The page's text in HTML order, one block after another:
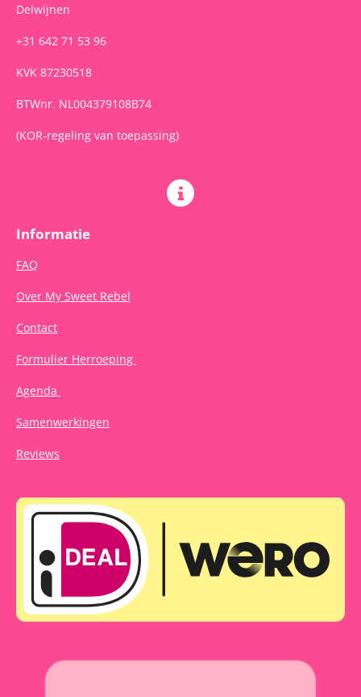
Delwijnen
+31 642 71 53 96
KVK 87230518
BTWnr. NL004379108B74
(KOR-regeling van toepassing)
Informatie
FAQ
Over My Sweet Rebel
Contact
Formulier Herroeping
Agenda
Samenwerkingen
Reviews